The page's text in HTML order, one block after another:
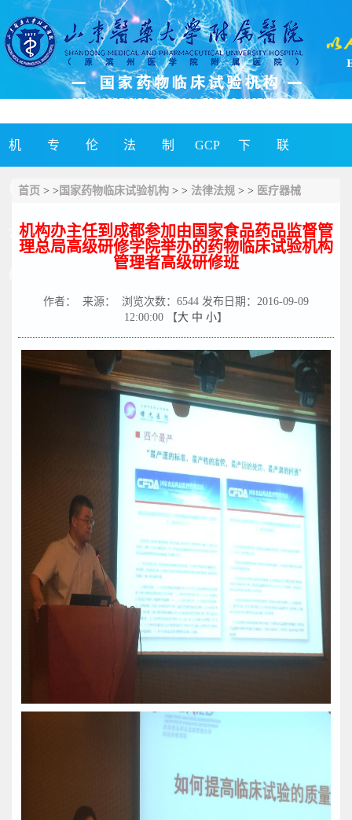
机
构
介
专
业
介
伦
理
委
法
律
法
制
度
及
GCP
简
讯
下
载
专
联
系
我
首页 > > 国家药物临床试验机构 > > 法律法规 > > 医疗器械
机构办主任到成都参加由国家食品药品监督管
理总局高级研修学院举办的药物临床试验机构
管理者高级研修班
作者： 来源： 浏览次数： 6544 发布日期：2016-09-09
12:00:00 【大 中 小】